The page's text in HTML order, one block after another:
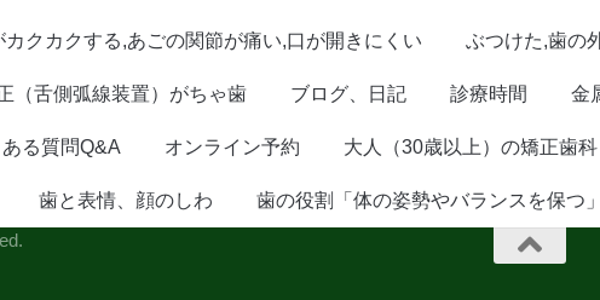
カクカクする,あごの関節が痛い,口が開きにくい ぶつけた,歯の
（舌側弧線装置）がちゃ歯 ブログ、日記 診療時間 金
る質問Q&A オンライン予約 大人（30歳以上）の矯正歯科
歯と表情、顔のしわ 歯の役割「体の姿勢やバランスを保つ」